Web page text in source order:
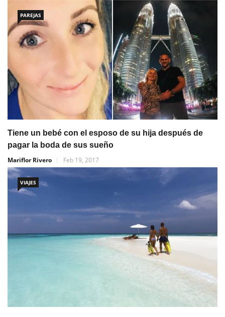
PAREJAS
Tiene un bebé con el esposo de su hija después de
pagar la boda de sus sueño
Mariflor Rivero
Feb 19, 2017
VIAJES